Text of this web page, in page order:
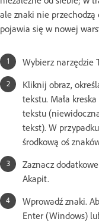
ale znaki nie
pojawia się w nowej
Wybierz narzędzie
Kliknij obraz,
tekstu. Mała
tekstu
tekst). W
środkową oś
Zaznacz
Akapit.
Wprowadź znaki.
Enter (Windows)